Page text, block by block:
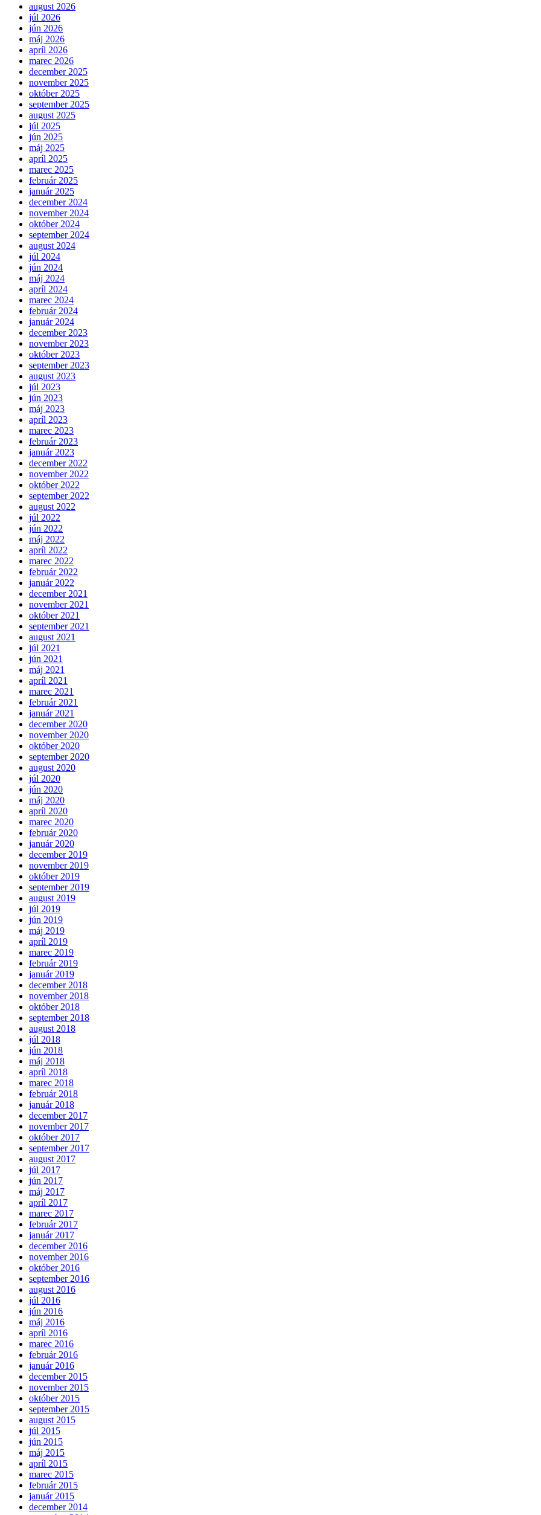
august 2026
júl 2026
jún 2026
máj 2026
apríl 2026
marec 2026
december 2025
november 2025
október 2025
september 2025
august 2025
júl 2025
jún 2025
máj 2025
apríl 2025
marec 2025
február 2025
január 2025
december 2024
november 2024
október 2024
september 2024
august 2024
júl 2024
jún 2024
máj 2024
apríl 2024
marec 2024
február 2024
január 2024
december 2023
november 2023
október 2023
september 2023
august 2023
júl 2023
jún 2023
máj 2023
apríl 2023
marec 2023
február 2023
január 2023
december 2022
november 2022
október 2022
september 2022
august 2022
júl 2022
jún 2022
máj 2022
apríl 2022
marec 2022
február 2022
január 2022
december 2021
november 2021
október 2021
september 2021
august 2021
júl 2021
jún 2021
máj 2021
apríl 2021
marec 2021
február 2021
január 2021
december 2020
november 2020
október 2020
september 2020
august 2020
júl 2020
jún 2020
máj 2020
apríl 2020
marec 2020
február 2020
január 2020
december 2019
november 2019
október 2019
september 2019
august 2019
júl 2019
jún 2019
máj 2019
apríl 2019
marec 2019
február 2019
január 2019
december 2018
november 2018
október 2018
september 2018
august 2018
júl 2018
jún 2018
máj 2018
apríl 2018
marec 2018
február 2018
január 2018
december 2017
november 2017
október 2017
september 2017
august 2017
júl 2017
jún 2017
máj 2017
apríl 2017
marec 2017
február 2017
január 2017
december 2016
november 2016
október 2016
september 2016
august 2016
júl 2016
jún 2016
máj 2016
apríl 2016
marec 2016
február 2016
január 2016
december 2015
november 2015
október 2015
september 2015
august 2015
júl 2015
jún 2015
máj 2015
apríl 2015
marec 2015
február 2015
január 2015
december 2014